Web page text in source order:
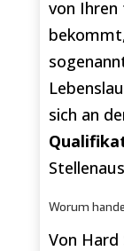
von Ihren
sich an
Worum
Von Hard